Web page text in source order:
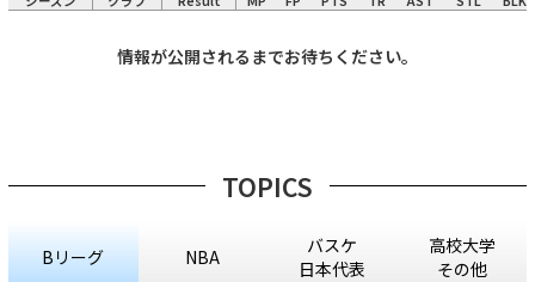
情報が公開されるまでお待ちください。
TOPICS
Bリーグ NBA
バスケ
日本代表
高校大学
その他